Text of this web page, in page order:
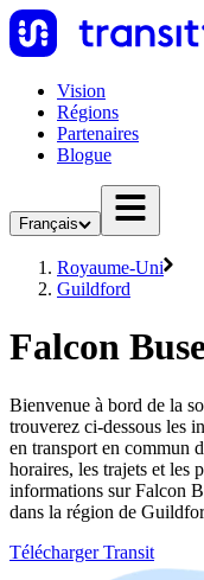
Vision
Régions
Partenaires
Blogue
Français
Royaume-Uni
Guildford
Falcon
Bienvenue à bord de la
trouverez ci-dessous les
en transport en commun
horaires, les trajets et les
informations sur Falcon
dans la région de
Télécharger Transit